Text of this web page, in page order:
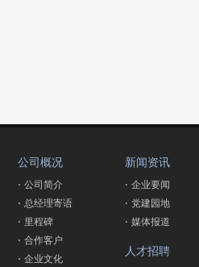
公司概况
· 公司简介
· 总经理寄语
· 里程碑
· 合作客户
· 企业文化
新闻资讯
· 企业要闻
· 党建园地
· 媒体报道
人才招聘